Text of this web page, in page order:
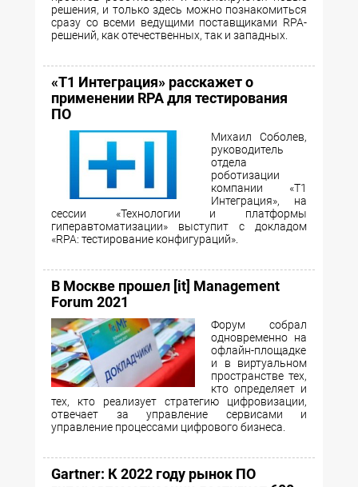
решения, и только здесь можно познакомиться
сразу со всеми ведущими поставщиками RPA-
решений, как отечественных, так и западных.
«Т1 Интеграция» расскажет о
применении RPA для тестирования
ПО
Михаил Соболев,
руководитель
отдела
роботизации
компании «Т1
Интеграция», на
сессии «Технологии и платформы
гиперавтоматизации» выступит с докладом
«RPA: тестирование конфигураций».
В Москве прошел [it] Management
Forum 2021
Форум собрал
одновременно на
офлайн-площадке
и в виртуальном
пространстве тех,
кто определяет и
тех, кто реализует стратегию цифровизации,
отвечает за управление сервисами и
управление процессами цифрового бизнеса.
Gartner: К 2022 году рынок ПО